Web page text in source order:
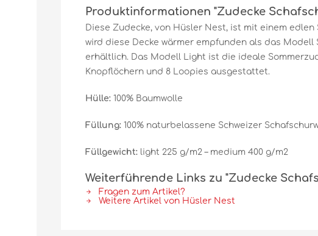
Produktinformationen "Zudecke
Diese Zudecke, von Hüsler Nest, ist mit einem
wird diese Decke wärmer empfunden als das
erhältlich. Das Modell Light ist die ideale
Knopflöchern und 8 Loopies ausgestattet.
Hülle: 100% Baumwolle
Füllung: 100% naturbelassene Schweizer
Füllgewicht: light 225 g/m2 – medium 400 g/m2
Weiterführende Links zu "Zudecke
Fragen zum Artikel?
Weitere Artikel von Hüsler Nest